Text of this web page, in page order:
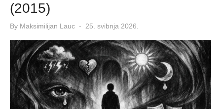
(2015)
By Maksimilijan Lauc
Posted
25. svibnja 2026.